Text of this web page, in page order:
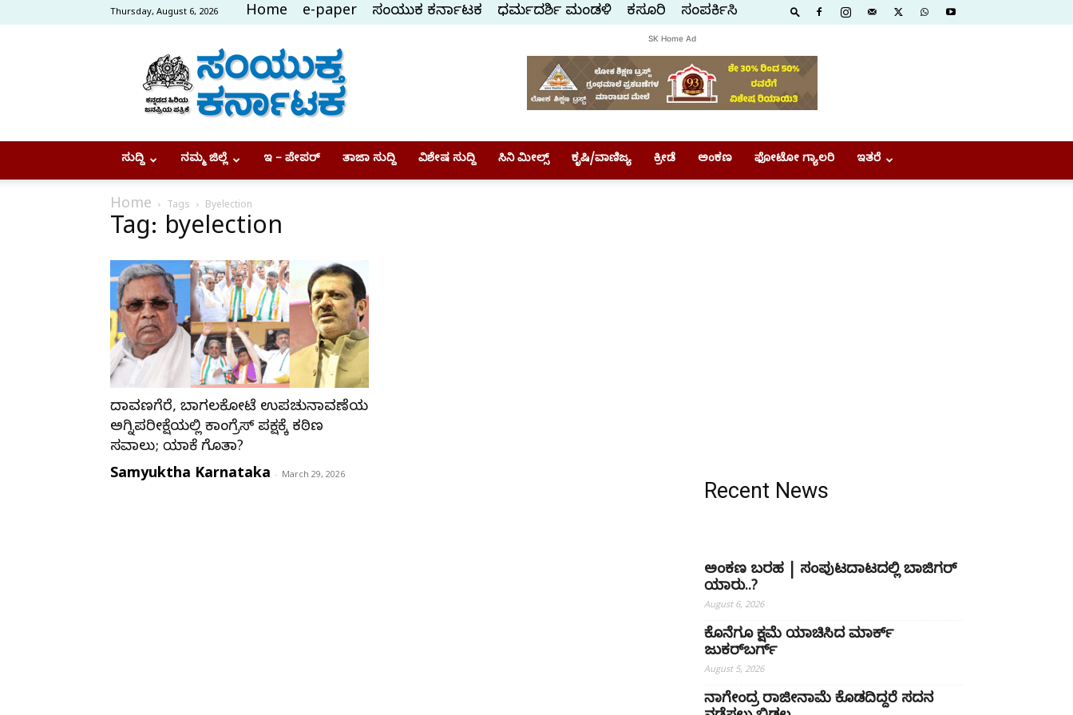
Thursday, August 6, 2026 Home e-paper ಸಂಯುಕ್ತ ಕರ್ನಾಟಕ ಧರ್ಮದರ್ಶಿ ಮಂಡಳಿ ಕಸ್ತೂರಿ ಸಂಪರ್ಕಿಸಿ
Samyukta
Karnataka
SK Home Ad
ಸುದ್ದಿ ನಮ್ಮ ಜಿಲ್ಲೆ ಇ – ಪೇಪರ್ ತಾಜಾ ಸುದ್ದಿ ವಿಶೇಷ ಸುದ್ದಿ ಸಿನಿ ಮೀಲ್ಸ್ ಕೃಷಿ/ವಾಣಿಜ್ಯ ಕ್ರೀಡೆ ಅಂಕಣ ಫೋಟೋ ಗ್ಯಾಲರಿ ಇತರೆ
Home Tags Byelection
Tag: byelection
ದಾವಣಗೆರೆ, ಬಾಗಲಕೋಟೆ ಉಪಚುನಾವಣೆಯ
ಅಗ್ನಿಪರೀಕ್ಷೆಯಲ್ಲಿ ಕಾಂಗ್ರೆಸ್‌ ಪಕ್ಷಕ್ಕೆ ಕಠಿಣ
ಸವಾಲು; ಯಾಕೆ ಗೊತ್ತಾ?
Samyuktha Karnataka - March 29, 2026
Recent News
ಅಂಕಣ ಬರಹ | ಸಂಪುಟದಾಟದಲ್ಲಿ ಬಾಜಿಗರ್
ಯಾರು..?
August 6, 2026
ಕೊನೆಗೂ ಕ್ಷಮೆ ಯಾಚಿಸಿದ ಮಾರ್ಕ್
ಜುಕರ್‌ಬರ್ಗ್
August 5, 2026
ನಾಗೇಂದ್ರ ರಾಜೀನಾಮೆ ಕೊಡದಿದ್ದರೆ ಸದನ